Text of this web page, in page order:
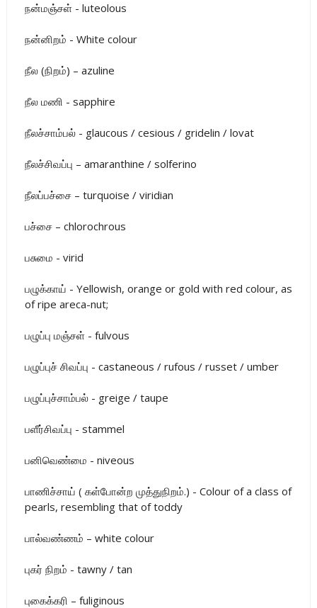
நன்மஞ்சள் - luteolous
நன்னிறம் - White colour
நீல (நிறம்) – azuline
நீல மணி - sapphire
நீலச்சாம்பல் - glaucous / cesious / gridelin / lovat
நீலச்சிவப்பு – amaranthine / solferino
நீலப்பச்சை – turquoise / viridian
பச்சை – chlorochrous
பசுமை - virid
பழுக்காய் - Yellowish, orange or gold with red colour, as
of ripe areca-nut;
பழுப்பு மஞ்சள் - fulvous
பழுப்புச் சிவப்பு - castaneous / rufous / russet / umber
பழுப்புச்சாம்பல் - greige / taupe
பளீர்சிவப்பு - stammel
பனிவெண்மை - niveous
பாணிச்சாய் ( கள்போன்ற முத்துநிறம்.) - Colour of a class of
pearls, resembling that of toddy
பால்வண்ணம் – white colour
புகர் நிறம் - tawny / tan
புகைக்கரி – fuliginous